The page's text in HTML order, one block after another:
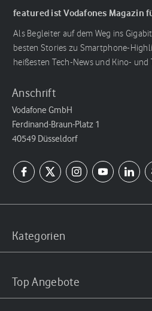
featured ist Vodafones Magazin
Als Begleiter auf dem Weg ins
besten Stories zu Smartphone-
heißesten Tech-News und Kino- und
Anschrift
Vodafone GmbH
Ferdinand-Braun-Platz 1
40549 Düsseldorf
Kategorien
Top Angebote